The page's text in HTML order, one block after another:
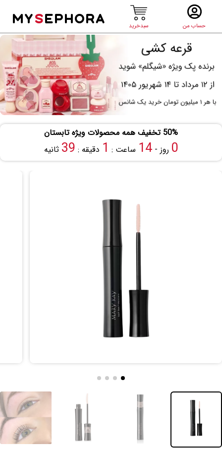
حساب من سبدخرید
MYSEPHORA
50% تخفیف همه محصولات ویژه تابستان
0 روز -14 ساعت : 1 دقیقه : 38 ثانیه